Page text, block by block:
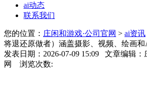
ai动态
联系我们
您的位置： 庄闲和游戏·公司官网 > ai资讯
将退还原做者）涵盖摄影、视频、绘画和
发表日期：2026-07-09 15:09 文章编辑：
网 浏览次数: